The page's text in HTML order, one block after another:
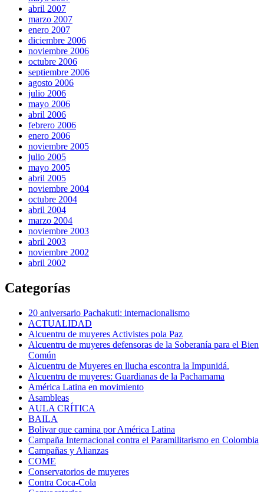
abril 2007
marzo 2007
enero 2007
diciembre 2006
noviembre 2006
octubre 2006
septiembre 2006
agosto 2006
julio 2006
mayo 2006
abril 2006
febrero 2006
enero 2006
noviembre 2005
julio 2005
mayo 2005
abril 2005
noviembre 2004
octubre 2004
abril 2004
marzo 2004
noviembre 2003
abril 2003
noviembre 2002
abril 2002
Categorías
20 aniversario Pachakuti: internacionalismo
ACTUALIDAD
Alcuentru de muyeres Activistes pola Paz
Alcuentru de muyeres defensoras de la Soberanía para el Bien
Común
Alcuentru de Muyeres en llucha escontra la Impunidá.
Alcuentru de muyeres: Guardianas de la Pachamama
América Latina en movimiento
Asambleas
AULA CRÍTICA
BAILA
Bolivar que camina por América Latina
Campaña Internacional contra el Paramilitarismo en Colombia
Campañas y Alianzas
COME
Conservatorios de muyeres
Contra Coca-Cola